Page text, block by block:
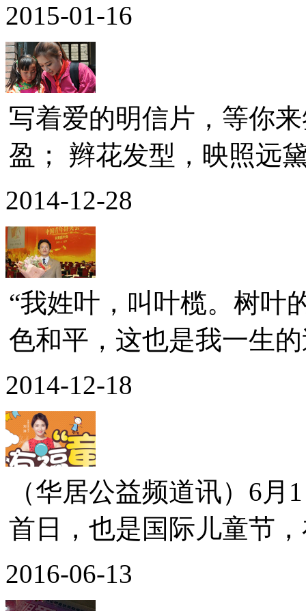
2015-01-16
写着爱的明信片，等你
盈； 辫花发型，映照远
2014-12-28
“我姓叶，叫叶榄。树叶
色和平，这也是我一生
2014-12-18
（华居公益频道讯）6月
首日，也是国际儿童节
2016-06-13